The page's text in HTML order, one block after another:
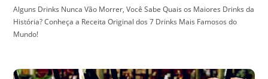
Alguns Drinks Nunca Vão Morrer, Você Sabe Quais os Maiores Drinks da
História? Conheça a Receita Original dos 7 Drinks Mais Famosos do
Mundo!